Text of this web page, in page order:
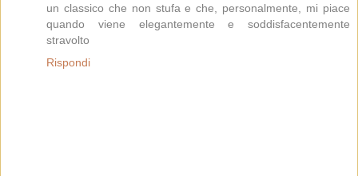
un classico che non stufa e che, personalmente, mi piace
quando viene elegantemente e soddisfacentemente
stravolto
Rispondi